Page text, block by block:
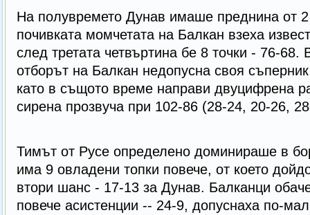
На полувремето Дунав имаше преднина от
почивката момчетата на Балкан взеха
след третата четвъртина бе 8 точки - 76-68.
отборът на Балкан недопусна своя
като в същото време направи двуцифрена
сирена прозвуча при 102-86 (28-24, 20-26,
Тимът от Русе определено доминираше в
има 9 овладени топки повече, от което
втори шанс - 17-13 за Дунав. Балканци
повече асистенции -- 24-9, допуснаха по-